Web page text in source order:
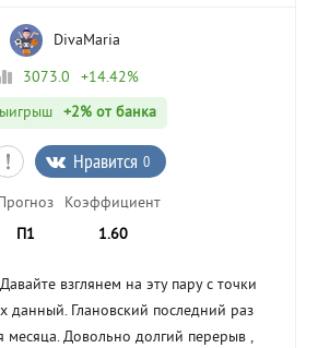
DivaMaria
3073.0
+14.42%
+2% от банка
Нравится 0
П1
Коэффициент
1.60
взглянем на эту пару с точки
данный. Глановский последний раз
месяца. Довольно долгий перерыв ,